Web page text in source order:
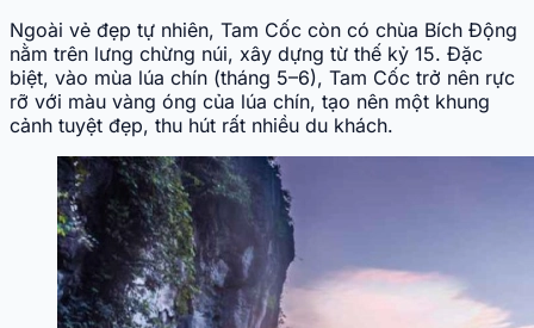
Ngoài vẻ đẹp tự nhiên, Tam Cốc còn có chùa Bích Động
nằm trên lưng chừng núi, xây dựng từ thế kỷ 15. Đặc
biệt, vào mùa lúa chín (tháng 5–6), Tam Cốc trở nên rực
rỡ với màu vàng óng của lúa chín, tạo nên một khung
cảnh tuyệt đẹp, thu hút rất nhiều du khách.